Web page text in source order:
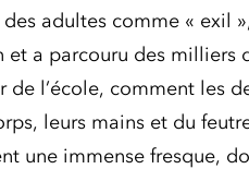
adultes comme « exil
et a parcouru des milliers
l’école, comment les
leurs mains et du
une immense fresque,